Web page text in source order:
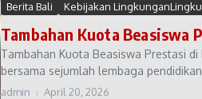
Berita Bali Kebijakan
Tambahan Kuota Beasiswa
Tambahan Kuota Beasiswa Prestasi
bersama sejumlah lembaga
admin April 20, 2026